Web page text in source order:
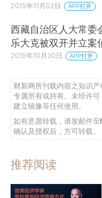
2015年11月02日 APP打开
西藏自治区人大常委
乐大克被双开并立案
2015年10月30日 APP打开
财新网所刊载内容之知识
专属所有或持有。未经许
建立镜像等任何使用。
如有意愿转载，请发邮件至
确认及授权后，方可转载。
推荐阅读